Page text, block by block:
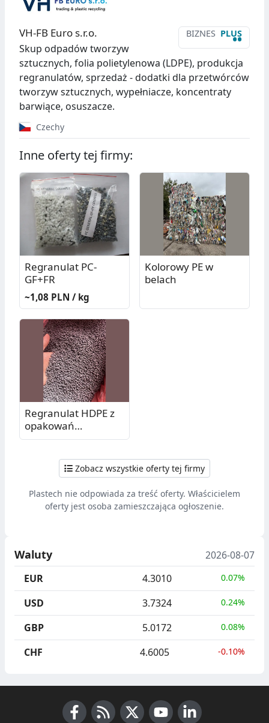
BIZNES PLUS
••
VH-FB Euro s.r.o.
Skup odpadów tworzyw
sztucznych, folia polietylenowa (LDPE), produkcja
regranulatów, sprzedaż - dodatki dla przetwórców
tworzyw sztucznych, wypełniacze, koncentraty
barwiące, osuszacze.
Czechy
Inne oferty tej firmy:
Regranulat PC-
GF+FR
~1,08 PLN / kg
Kolorowy PE w
belach
Regranulat HDPE z
opakowań
poużytkowych
Zobacz wszystkie oferty tej firmy
Plastech nie odpowiada za treść oferty. Właścicielem
oferty jest osoba zamieszczająca ogłoszenie.
Waluty
2026-08-07
EUR
4.3010 0.07%
USD 3.7324 0.24%
GBP 5.0172 0.08%
CHF 4.6005 -0.10%